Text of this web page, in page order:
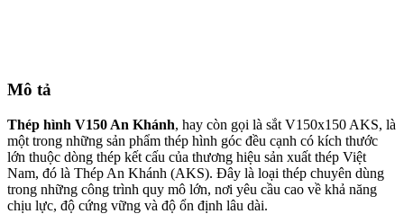
Mô tả
Thép hình V150 An Khánh, hay còn gọi là sắt V150x150 AKS, là
một trong những sản phẩm thép hình góc đều cạnh có kích thước
lớn thuộc dòng thép kết cấu của thương hiệu sản xuất thép Việt
Nam, đó là Thép An Khánh (AKS). Đây là loại thép chuyên dùng
trong những công trình quy mô lớn, nơi yêu cầu cao về khả năng
chịu lực, độ cứng vững và độ ổn định lâu dài.